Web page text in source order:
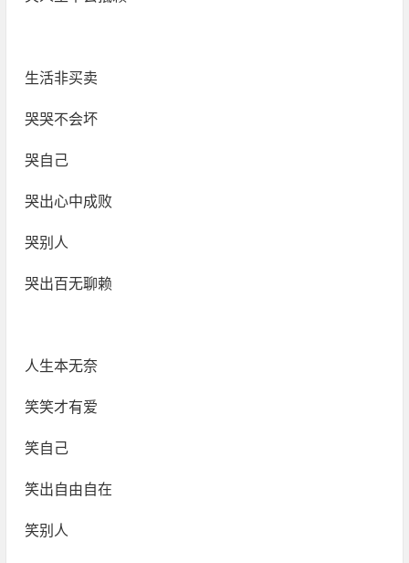
生活非买卖
哭哭不会坏
哭自己
哭出心中成败
哭别人
哭出百无聊赖
人生本无奈
笑笑才有爱
笑自己
笑出自由自在
笑别人